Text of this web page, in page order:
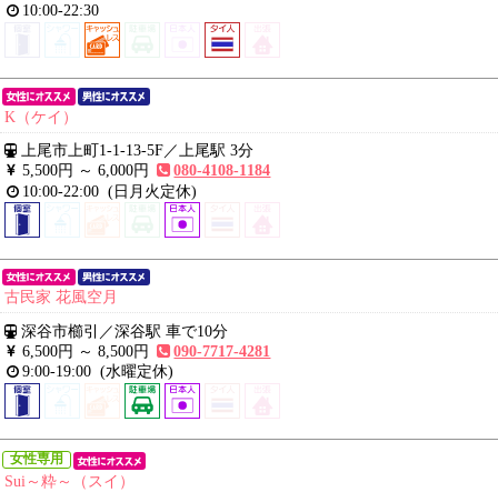
10:00-22:30
K（ケイ）
上尾市上町1-1-13-5F／ 上尾駅 3分
5,500円 ～6,000円
080-4108-1184
10:00-22:00 (日月火定休)
古民家 花風空月
深谷市櫛引 ／深谷駅 車で10分
6,500円 ～8,500円
090-7717-4281
9:00-19:00 (水曜定休)
女性専用
Sui～粋～（スイ）